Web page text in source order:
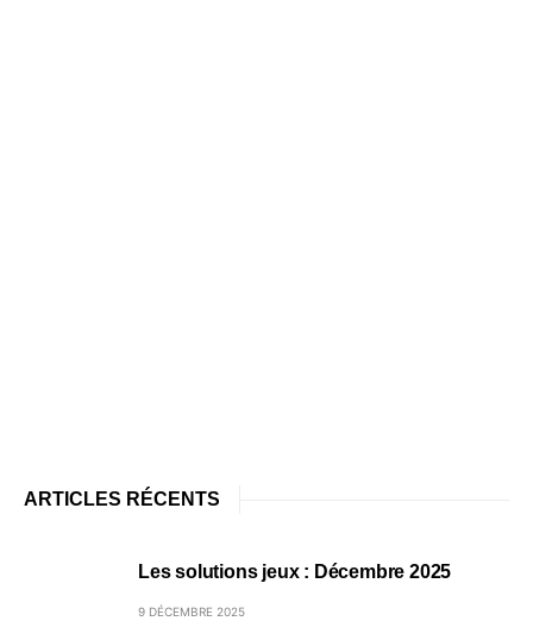
ARTICLES RÉCENTS
Les solutions jeux : Décembre 2025
9 DÉCEMBRE 2025